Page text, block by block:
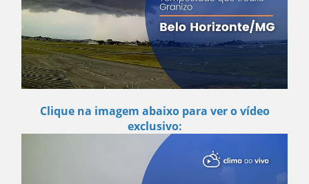
Clique na imagem abaixo para ver o vídeo
exclusivo: